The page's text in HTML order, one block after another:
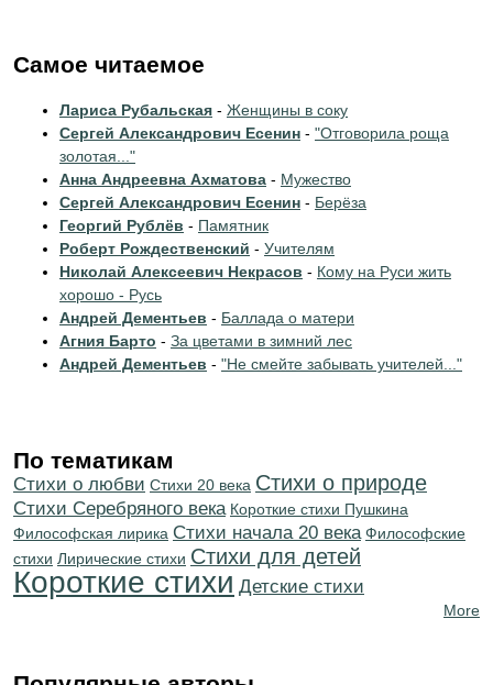
Самое читаемое
Лариса Рубальская - Женщины в соку
Сергей Александрович Есенин - "Отговорила роща
золотая..."
Анна Андреевна Ахматова - Мужество
Сергей Александрович Есенин - Берёза
Георгий Рублёв - Памятник
Роберт Рождественский - Учителям
Николай Алексеевич Некрасов - Кому на Руси жить
хорошо - Русь
Андрей Дементьев - Баллада о матери
Агния Барто - За цветами в зимний лес
Андрей Дементьев - "Не смейте забывать учителей..."
По тематикам
Стихи о любви Стихи 20 века Стихи о природе
Cтихи Серебряного века Короткие стихи Пушкина
Философская лирика Cтихи начала 20 века Философские
стихи Лирические стихи Стихи для детей
Короткие стихи Детские стихи
More